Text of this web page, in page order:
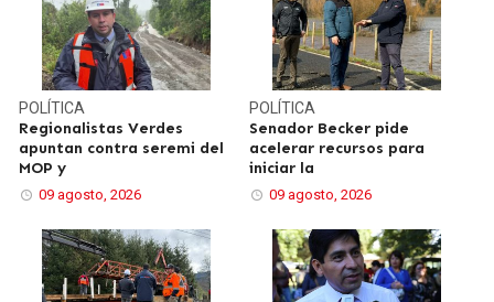
POLÍTICA
Regionalistas Verdes
apuntan contra seremi del
MOP y
09 agosto, 2026
POLÍTICA
Senador Becker pide
acelerar recursos para
iniciar la
09 agosto, 2026